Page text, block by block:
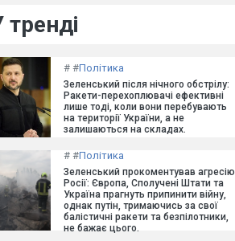
тренді
# #Політика
Зеленський після нічного обстрілу:
Ракети-перехоплювачі ефективні
лише тоді, коли вони перебувають
на території України, а не
залишаються на складах.
# #Політика
Зеленський прокоментував агресію
Росії: Європа, Сполучені Штати та
Україна прагнуть припинити війну,
однак путін, тримаючись за свої
балістичні ракети та безпілотники,
не бажає цього.